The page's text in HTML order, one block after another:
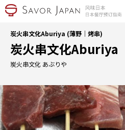
炭火串文化Aburiya (薄野｜烤串)
炭火串文化Aburiya
炭火串文化 あぶりや